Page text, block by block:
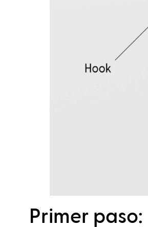
Primer paso: